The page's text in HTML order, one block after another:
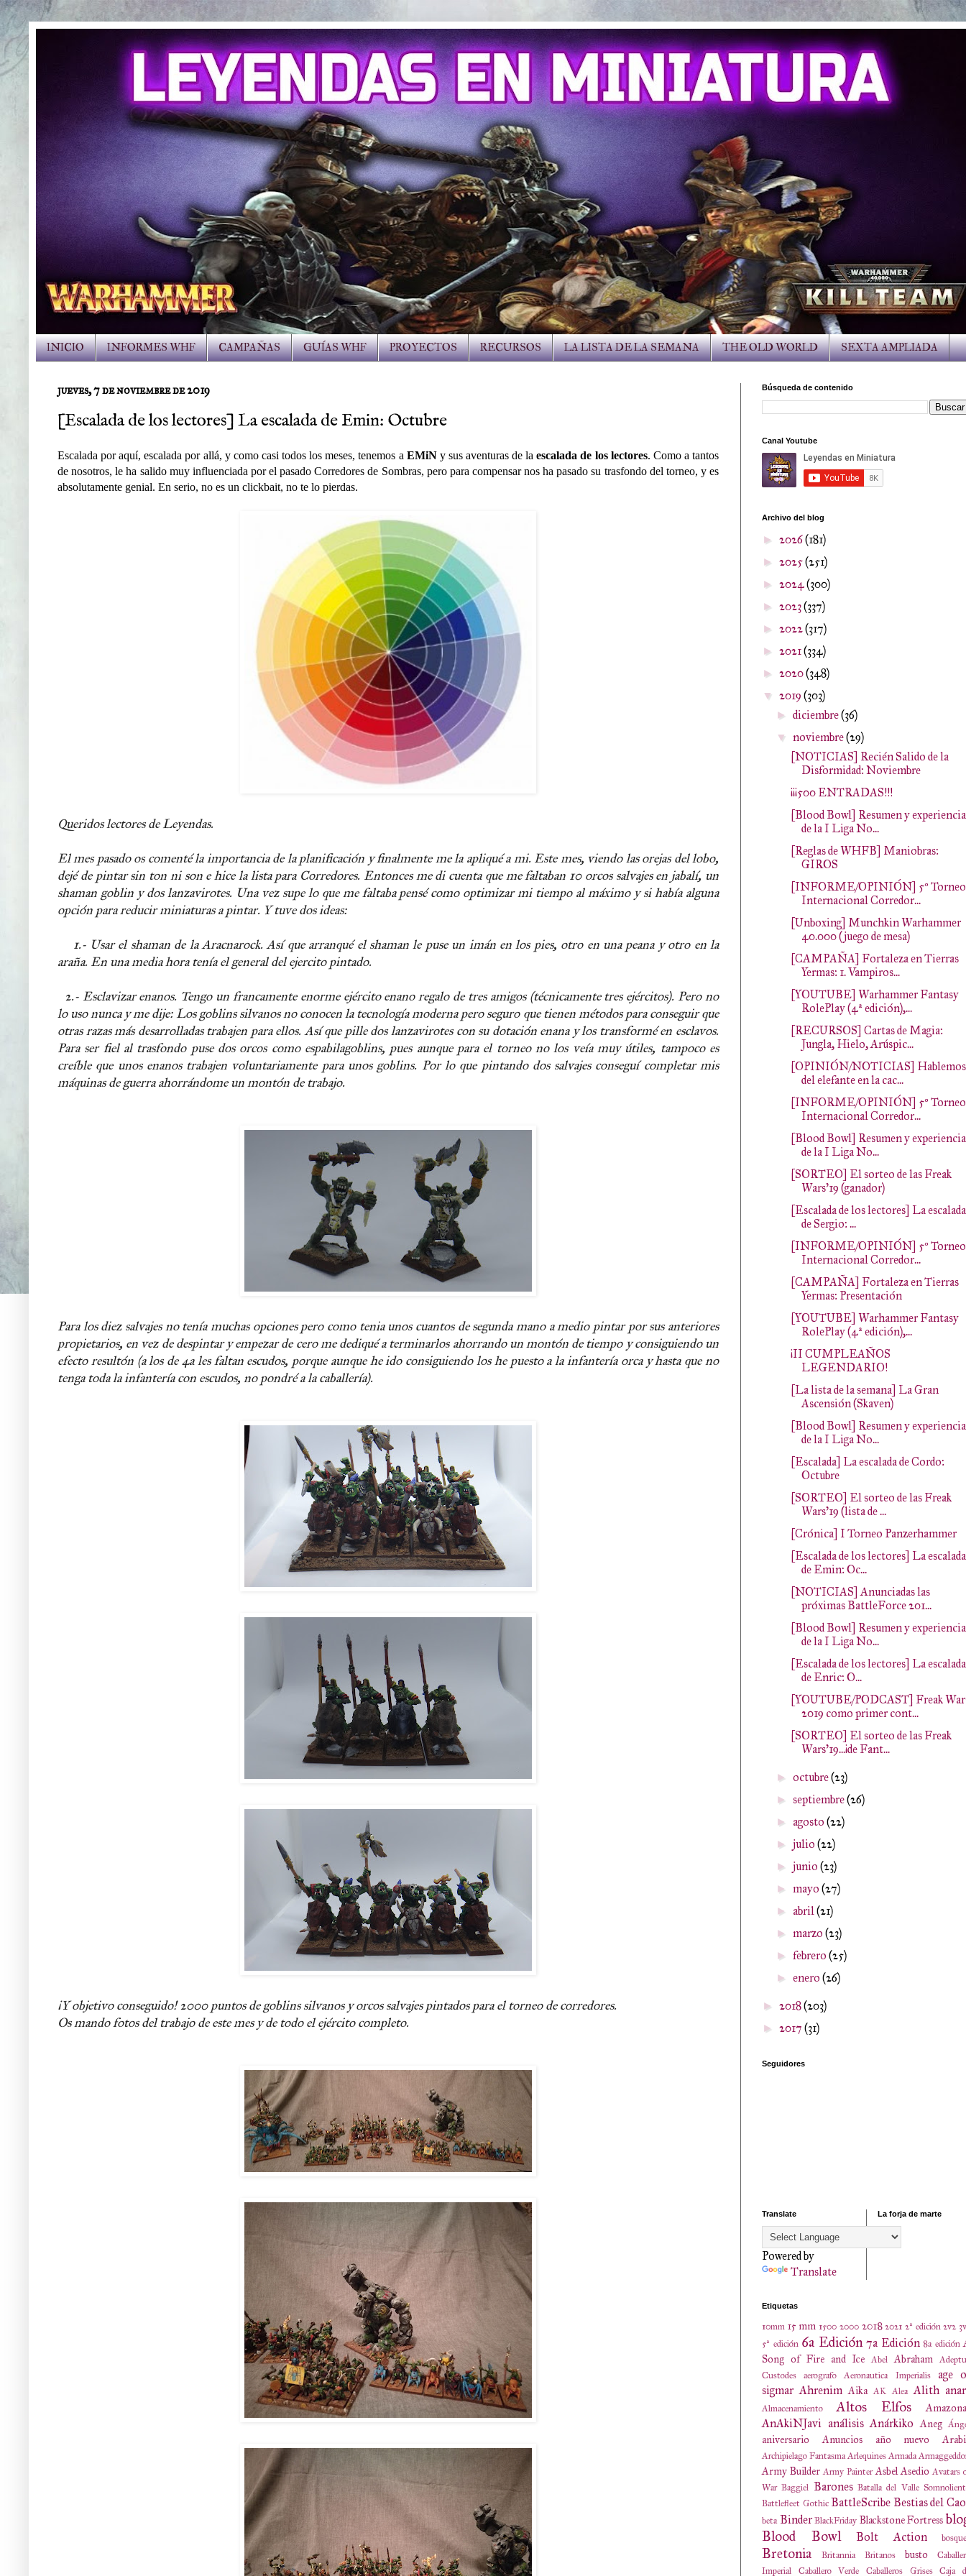
INICIO INFORMES WHF CAMPAÑAS GUÍAS WHF PROYECTOS RECURSOS LA LISTA DE LA SEMANA THE OLD WORLD SEXTA AMPLIADA
jueves, 7 de noviembre de 2019
[Escalada de los lectores] La escalada de Emin: Octubre
Escalada por aquí, escalada por allá, y como casi todos los meses, tenemos a EMiNy sus aventuras de laescalada de los lectores. Como a tantos
de nosotros, le ha salido muy influenciada por el pasado Corredores de Sombras, pero para compensar nos ha pasado su trasfondo del torneo, y es
absolutamente genial. En serio, no es un clickbait, no te lo pierdas.
Queridos lectores de Leyendas.
El mes pasado os comenté la importancia de la planificación y finalmente me la apliqué a mi. Este mes, viendo las orejas del lobo,
dejé de pintar sin ton ni son e hice la lista para Corredores. Entonces me di cuenta que me faltaban 10 orcos salvajes en jabalí, un
shaman goblin y dos lanzavirotes. Una vez supe lo que me faltaba pensé como optimizar mi tiempo al máximo y si había alguna
opción para reducir miniaturas a pintar. Y tuve dos ideas:
1.- Usar el shaman de la Aracnarock. Así que arranqué el shaman le puse un imán en los pies, otro en una peana y otro en la
araña. En una media hora tenía el general del ejercito pintado.
2.- Esclavizar enanos. Tengo un francamente enorme ejército enano regalo de tres amigos (técnicamente tres ejércitos). Pero no
lo uso nunca y me dije: Los goblins silvanos no conocen la tecnología moderna pero seguro que tienen métodos para conseguir que
otras razas más desarrolladas trabajen para ellos. Así que pille dos lanzavirotes con su dotación enana y los transformé en esclavos.
Para ser fiel al trasfondo puse dos orcos como espabilagoblins, pues aunque para el torneo no los veía muy útiles, tampoco es
creíble que unos enanos trabajen voluntariamente para unos goblins. Por lo que pintando dos salvajes conseguí completar mis
máquinas de guerra ahorrándome un montón de trabajo.
Para los diez salvajes no tenía muchas opciones pero como tenia unos cuantos de segunda mano a medio pintar por sus anteriores
propietarios, en vez de despintar y empezar de cero me dediqué a terminarlos ahorrando un montón de tiempo y consiguiendo un
efecto resultón (a los de 4a les faltan escudos, porque aunque he ido consiguiendo los he puesto a la infantería orca y hasta que no
tenga toda la infantería con escudos, no pondré a la caballería).
¡Y objetivo conseguido! 2000 puntos de goblins silvanos y orcos salvajes pintados para el torneo de corredores.
Os mando fotos del trabajo de este mes y de todo el ejército completo.
Búsqueda de contenido
Canal Youtube
Archivo del blog
► 2026(181)
► 2025(251)
► 2024(300)
► 2023(337)
► 2022(317)
► 2021(334)
► 2020(348)
▼ 2019 (303)
►diciembre(36)
▼noviembre(29)
[NOTICIAS] Recién Salido de la
Disformidad: Noviembre
¡¡¡500 ENTRADAS!!!
[Blood Bowl] Resumen y experiencia
de la I Liga No...
[Reglas de WHFB] Maniobras:
GIROS
[INFORME/OPINIÓN] 5º Torneo
Internacional Corredor...
[Unboxing] Munchkin Warhammer
40.000 (juego de mesa)
[CAMPAÑA] Fortaleza en Tierras
Yermas: 1. Vampiros...
[YOUTUBE] Warhammer Fantasy
RolePlay (4ª edición),...
[RECURSOS] Cartas de Magia:
Jungla, Hielo, Arúspic...
[OPINIÓN/NOTICIAS] Hablemos
del elefante en la cac...
[INFORME/OPINIÓN] 5º Torneo
Internacional Corredor...
[Blood Bowl] Resumen y experiencia
de la I Liga No...
[SORTEO] El sorteo de las Freak
Wars'19 (ganador)
[Escalada de los lectores] La escalada
de Sergio: ...
[INFORME/OPINIÓN] 5º Torneo
Internacional Corredor...
[CAMPAÑA] Fortaleza en Tierras
Yermas: Presentación
[YOUTUBE] Warhammer Fantasy
RolePlay (4ª edición),...
¡II CUMPLEAÑOS
LEGENDARIO!
[La lista de la semana] La Gran
Ascensión (Skaven)
[Blood Bowl] Resumen y experiencia
de la I Liga No...
[Escalada] La escalada de Cordo:
Octubre
[SORTEO] El sorteo de las Freak
Wars'19 (lista de ...
[Crónica] I Torneo Panzerhammer
[Escalada de los lectores] La escalada
de Emin: Oc...
[NOTICIAS] Anunciadas las
próximas BattleForce 201...
[Blood Bowl] Resumen y experiencia
de la I Liga No...
[Escalada de los lectores] La escalada
de Enric: O...
[YOUTUBE/PODCAST] Freak
2019 como primer cont...
[SORTEO] El sorteo de las Freak
Wars'19...¡de Fant...
►octubre(23)
►septiembre(26)
► agosto(22)
►julio(22)
►junio(23)
► mayo(27)
► abril(21)
► marzo(23)
►febrero(25)
►enero(26)
► 2018(203)
► 2017 (31)
Seguidores
Translate
Powered by
Translate
La forja de marte
Etiquetas
10mm 15 mm 1500 2000 2018 2021 2ª edición 2v2
5ª edición 6a Edición 7a Edición 8a edición
Song of Fire and Ice Abel Abraham
Custodes
aerografo Aeronautica Imperialis
age
sigmar Ahrenim Aika AK Alea Alith
Almacenamiento Altos Elfos
AnAkiNJavi análisis Anárkiko Aneg
aniversario Anuncios año nuevo
Archipielago FantasmaArlequinesArmada
Army Builder Army Painter Asbel Asedio Avatars
War Baggiel Barones Batalla del Valle
Battlefleet Gothic BattleScribe Bestias del
beta Binder BlackFriday Blackstone Fortress
Blood Bowl
Bolt Action
Bretonia Britannia Britanos busto
Imperial
Caballero Verde Caballeros Grises Caja